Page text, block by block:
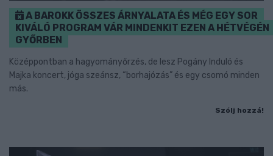
A BAROKK ÖSSZES ÁRNYALATA ÉS MÉG EGY SOR
KIVÁLÓ PROGRAM VÁR MINDENKIT EZEN A HÉTVÉGÉN
GYŐRBEN
Középpontban a hagyományőrzés, de lesz Pogány Induló és
Majka koncert, jóga szeánsz, “borhajózás” és egy csomó minden
más.
Szólj hozzá!